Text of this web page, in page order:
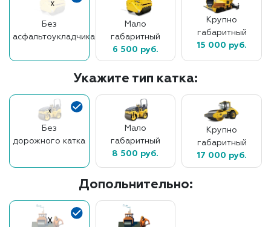
Без
асфальтоукладчика
Мало
габаритный
6 500 руб.
Крупно
габаритный
15 000 руб.
Укажите тип катка:
Без
дорожного катка
Мало
габаритный
8 500 руб.
Крупно
габаритный
17 000 руб.
Допольнительно: